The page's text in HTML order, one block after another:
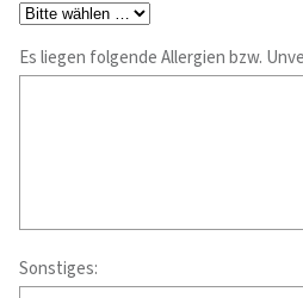
Es liegen folgende Allergien bzw.
Sonstiges: